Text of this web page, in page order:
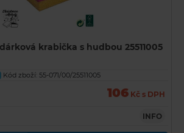
krabička s hudbou 25511005
Kód zboží: 55-071/00/25511005
106 Kč s DPH
INFO